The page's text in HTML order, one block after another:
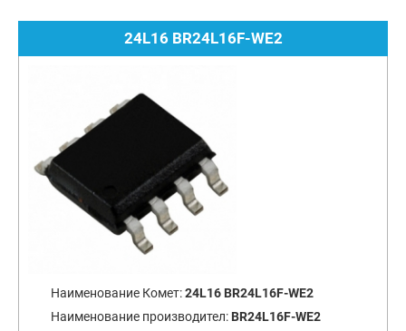
24L16 BR24L16F-WE2
Наименование Комет:24L16 BR24L16F-WE2
Наименование производител: BR24L16F-WE2